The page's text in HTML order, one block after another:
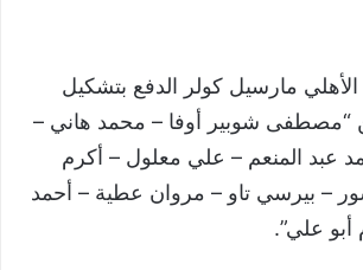
مارسيل كولر الدفع بتشكيل
شوبير أوفا – محمد هاني –
عبد المنعم – علي معلول – أكرم
– بيرسي تاو – مروان عطية – أحمد
أبو علي”.